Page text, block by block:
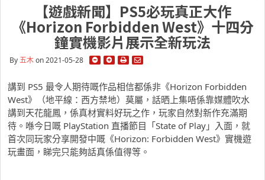
【遊戲新聞】PS5必玩真正大作
《Horizon Forbidden West》十四分
鐘實機影片展示全新玩法
By五木on 2021-05-28
講到 PS5 最令人期待嘅作品相信都係非《Horizon Forbidden
West》（地平線：西方禁地）莫屬，話晒上集唔係靠媒體吹水
講到天花龍鳳，係真材實料好玩之作，玩家自然對新作充滿期
待。喺今日嘅 PlayStation 直播節目「State of Play」入面，就
首次同玩家分享開發中嘅《Horizon: Forbidden West》實機遊
玩畫面，睇完只能夠話真係值得等。